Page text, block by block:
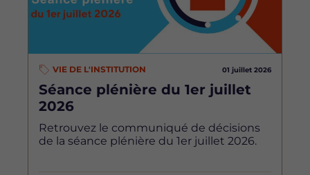
VIE DE L'INSTITUTION 01 juillet 2026
Séance plénière du 1er juillet
2026
Retrouvez le communiqué de décisions
de la séance plénière du 1er juillet 2026.